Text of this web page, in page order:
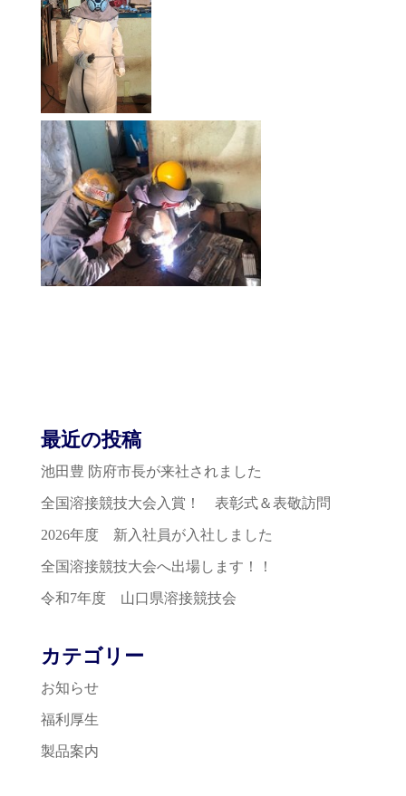
最近の投稿
池田豊 防府市長が来社されました
全国溶接競技大会入賞！ 表彰式＆表敬訪問
2026年度 新入社員が入社しました
全国溶接競技大会へ出場します！！
令和7年度 山口県溶接競技会
カテゴリー
お知らせ
福利厚生
製品案内